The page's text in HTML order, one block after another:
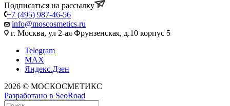
Подписаться на рассылку
+7 (495) 987-46-56
info@moscosmetics.ru
г. Москва, ул 2-ая Фрунзенская, д.10 корпус 5
Telegram
MAX
Яндекс.Дзен
2026 © МОСКОСМЕТИКС
Разработано в SeoRoad